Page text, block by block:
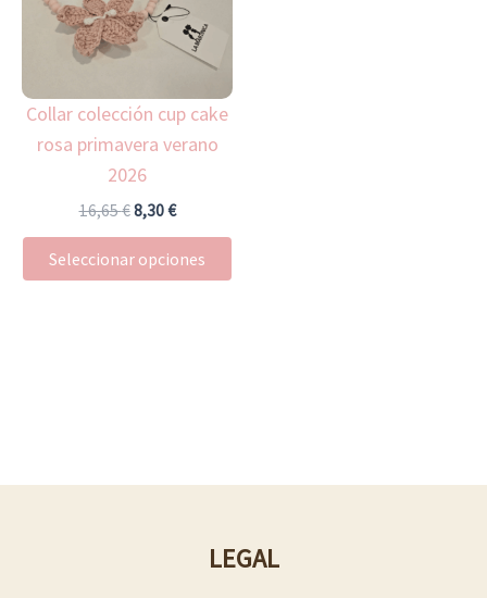
Collar colección cup cake
rosa primavera verano
2026
16,65€8,30€
Seleccionar opciones
opciones
la
LEGAL